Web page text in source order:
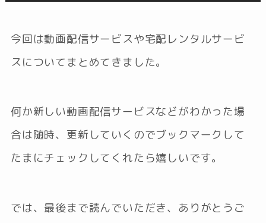
今回は動画配信サービスや宅配レンタルサービ
スについてまとめてきました。
何か新しい動画配信サービスなどがわかった場
合は随時、更新していくのでブックマークして
たまにチェックしてくれたら嬉しいです。
では、最後まで読んでいただき、ありがとうご